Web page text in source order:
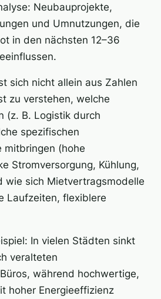
Neubauprojekte,
und Umnutzungen, die
in den nächsten 12–36
sich nicht allein aus Zahlen
zu verstehen, welche
(z. B. Logistik durch
spezifischen
mitbringen (hohe
Stromversorgung, Kühlung,
wie sich Mietvertragsmodelle
Laufzeiten, flexiblere
In vielen Städten sinkt
veralteten
während hochwertige,
hoher Energieeffizienz